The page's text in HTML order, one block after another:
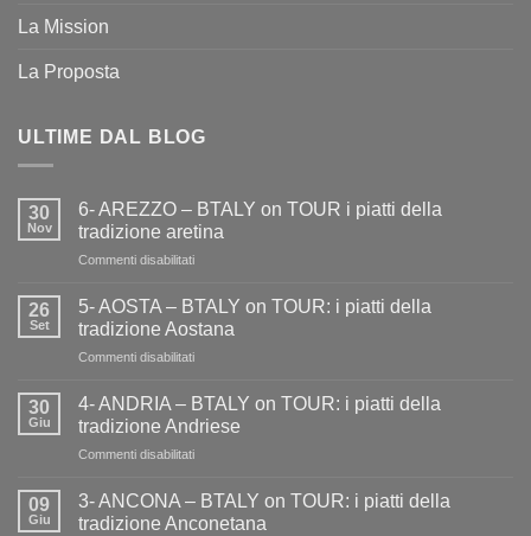
La Mission
La Proposta
ULTIME DAL BLOG
30
Nov
6- AREZZO – BTALY on TOUR i piatti della
tradizione aretina
Commenti disabilitatisu
AREZZO
BTALY
on
i
piatti
tradizione
26
Set
5- AOSTA – BTALY on TOUR: i piatti della
tradizione Aostana
Commenti disabilitatisu
AOSTA
–
BTALY
on
piatti
30
Giu
4- ANDRIA – BTALY on TOUR: i piatti della
tradizione Andriese
Commenti disabilitatisu
ANDRIA
09
Giu
3- ANCONA – BTALY on TOUR: i piatti della
tradizione Anconetana